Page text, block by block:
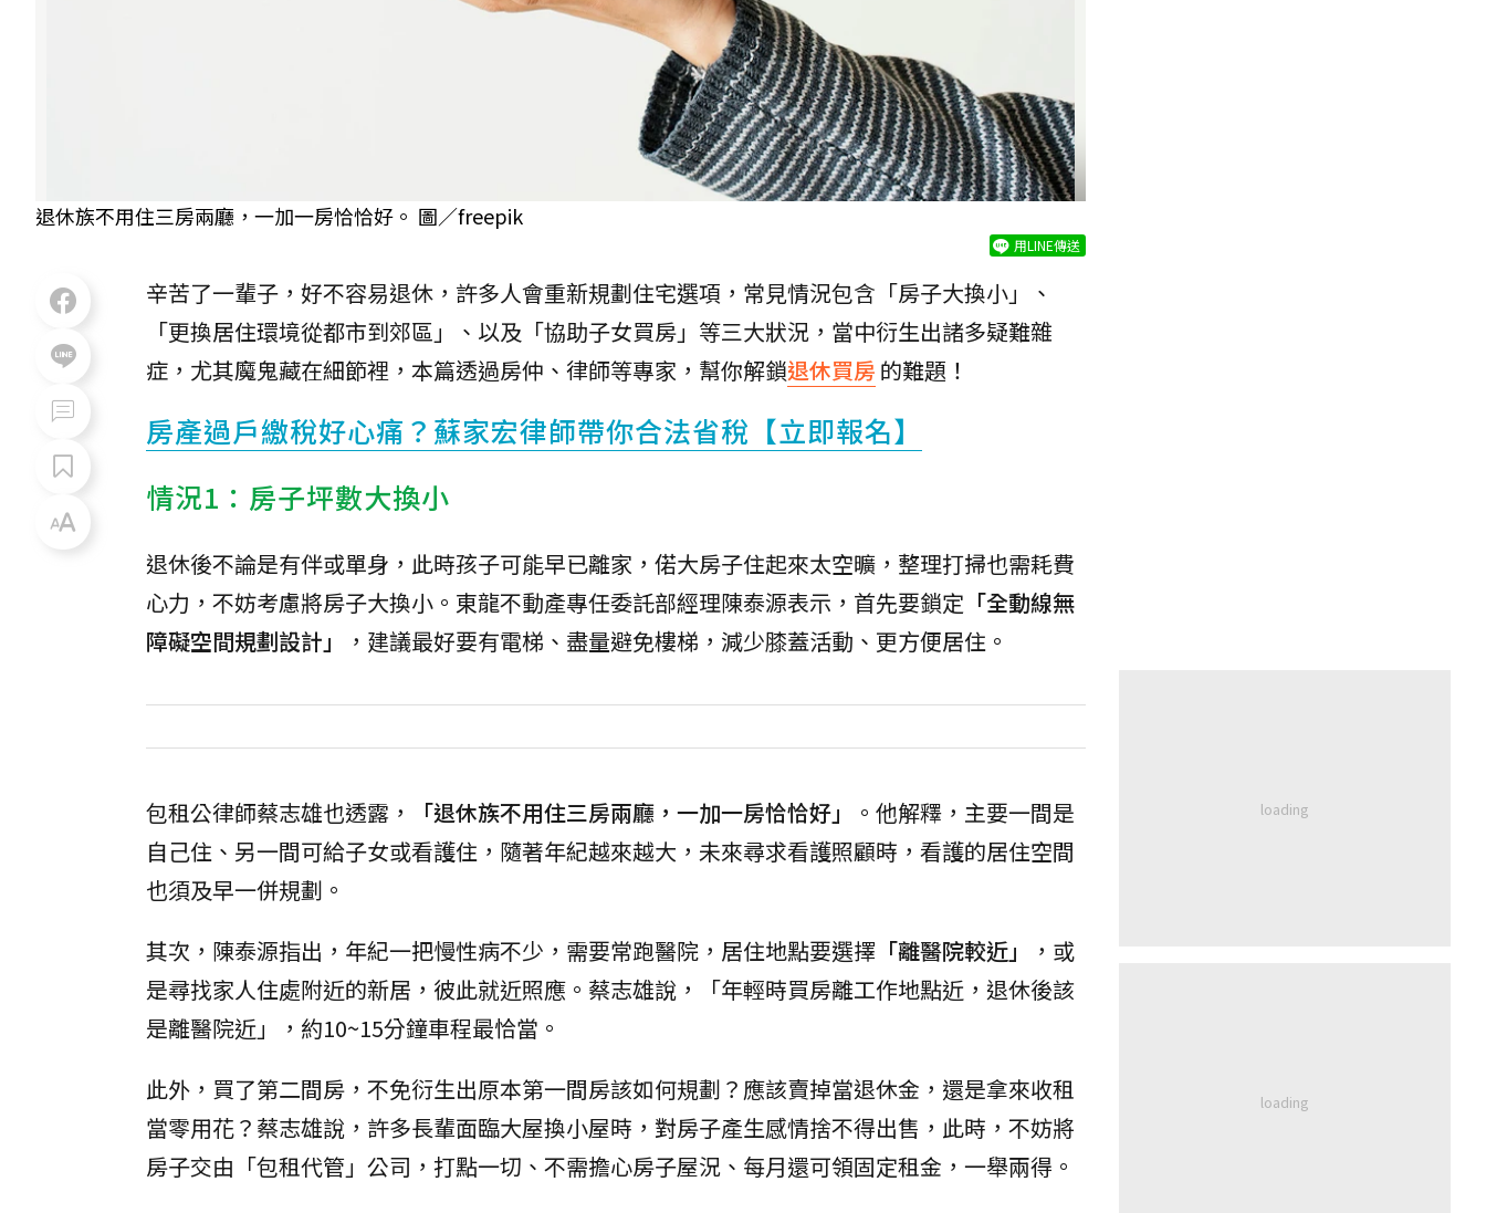
退休族不用住三房兩廳，一加一房恰恰好。 圖／freepik
用LINE傳送
辛苦了一輩子，好不容易退休，許多人會重新規劃住宅選項，常見情況包含「房子大換小」、
「更換居住環境從都市到郊區」、以及「協助子女買房」等三大狀況，當中衍生出諸多疑難雜
症，尤其魔鬼藏在細節裡，本篇透過房仲、律師等專家，幫你解鎖退休買房 的難題！
房產過戶繳稅好心痛？蘇家宏律師帶你合法省稅【立即報名】
情況1：房子坪數大換小
退休後不論是有伴或單身，此時孩子可能早已離家，偌大房子住起來太空曠，整理打掃也需耗費
心力，不妨考慮將房子大換小。東龍不動產專任委託部經理陳泰源表示，首先要鎖定 「全動線無
障礙空間規劃設計」
，建議最好要有電梯、盡量避免樓梯，減少膝蓋活動、更方便居住。
包租公律師蔡志雄也透露， 「退休族不用住三房兩廳，一加一房恰恰好」
。他解釋，主要一間是
自己住、另一間可給子女或看護住，隨著年紀越來越大，未來尋求看護照顧時，看護的居住空間
也須及早一併規劃。
其次，陳泰源指出，年紀一把慢性病不少，需要常跑醫院，居住地點要選擇 「離醫院較近」
，或
是尋找家人住處附近的新居，彼此就近照應。蔡志雄說，「年輕時買房離工作地點近，退休後該
是離醫院近」，約10~15分鐘車程最恰當。
此外，買了第二間房，不免衍生出原本第一間房該如何規劃？應該賣掉當退休金，還是拿來收租
當零用花？蔡志雄說，許多長輩面臨大屋換小屋時，對房子產生感情捨不得出售，此時，不妨將
房子交由「包租代管」公司，打點一切、不需擔心房子屋況、每月還可領固定租金，一舉兩得。